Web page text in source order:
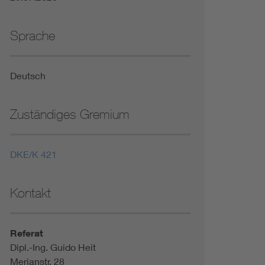
Sprache
Deutsch
Zuständiges Gremium
DKE/K 421
Kontakt
Referat
Dipl.-Ing. Guido Heit
Merianstr. 28